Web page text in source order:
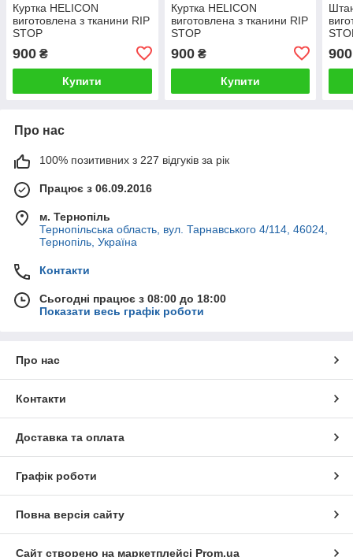
Куртка HELICON
виготовлена ​​з тканини RIP
STOP
900 ₴
Купити
Куртка HELICON
виготовлена ​​з тканини RIP
STOP
900₴
Купити
900
Про нас
100% позитивних з 227 відгуків за рік
Працює з 06.09.2016
м. Тернопіль
Тернопільська область, вул. Тарнавського 4/114, 46024,
Тернопіль, Україна
Контакти
Сьогодні працює з 08:00 до 18:00
Показати весь графік роботи
Про нас
Контакти
Доставка та оплата
Графік роботи
Повна версія сайту
Сайт створено на маркетплейсі Prom.ua